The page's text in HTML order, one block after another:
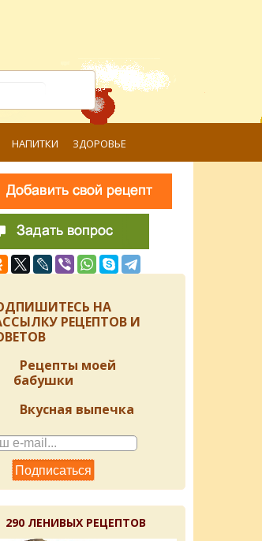
НАПИТКИ ЗДОРОВЬЕ
НА
РЕЦЕПТОВ И
Рецепты моей
бабушки
Вкусная выпечка
290 ЛЕНИВЫХ РЕЦЕПТОВ